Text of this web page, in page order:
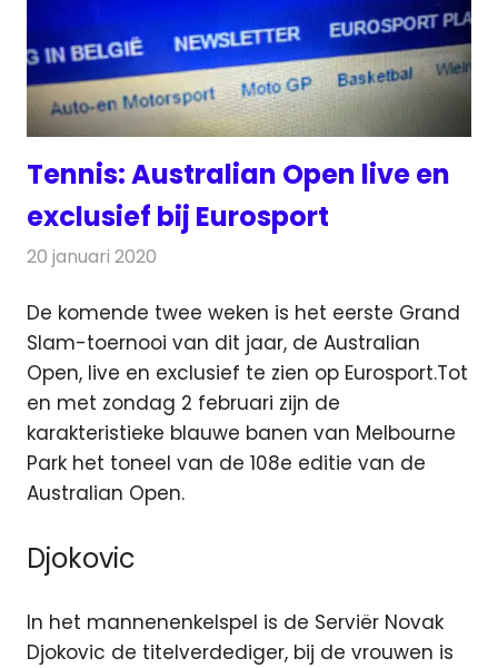
Tennis: Australian Open live en
exclusief bij Eurosport
20 januari 2020
De komende twee weken is het eerste Grand
Slam-toernooi van dit jaar, de Australian
Open, live en exclusief te zien op Eurosport.Tot
en met zondag 2 februari zijn de
karakteristieke blauwe banen van Melbourne
Park het toneel van de 108e editie van de
Australian Open.
Djokovic
In het mannenenkelspel is de Serviër Novak
Djokovic de titelverdediger, bij de vrouwen is